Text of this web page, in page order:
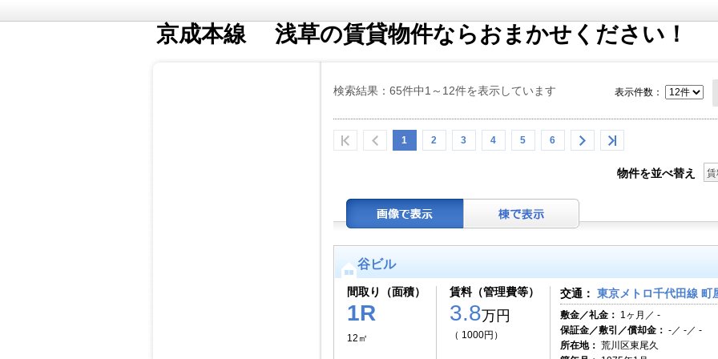
京成本線 浅草の賃貸物件ならおまかせください！
検索結果：65件中1～12件を表示しています
1 2 3 4 5 6
表示件数：
物件を並べ替え
谷ビル
間取り（面積）
1R
12㎡
賃料（管理費等）
3.8万円
（ 1000円）
交通： 東京メトロ千代田線 町
敷金／礼金： 1ヶ月／ -
保証金／敷引／償却金： -／ -／ -
所在地： 荒川区東尾久